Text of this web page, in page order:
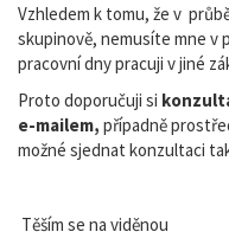
Vzhledem k tomu, že v
skupinově, nemusíte mne v
pracovní dny pracuji v jiné
Proto doporučuji si
e-mailem, případně
možné sjednat konzultaci
Těším se na viděnou